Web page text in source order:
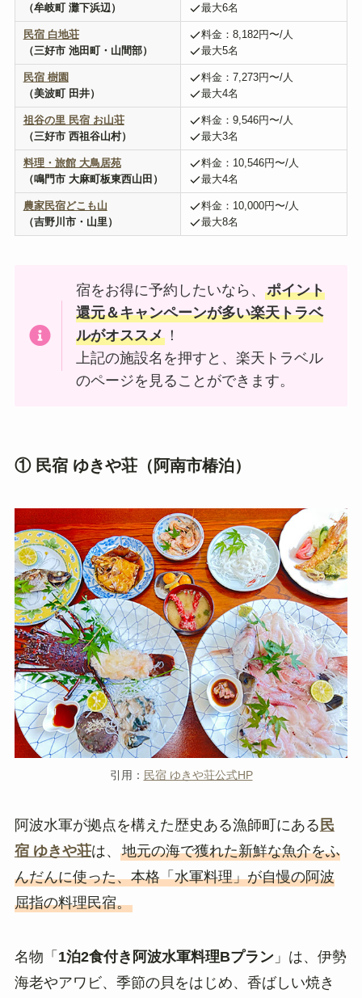
（牟岐町 灘下浜辺）
最大6名
民宿 白地荘
（三好市 池田町・山間部）
料金：8,182円〜/人
最大5名
民宿 樹園
（美波町 田井）
料金：7,273円〜/人
最大4名
祖谷の里 民宿 お山荘
（三好市 西祖谷山村）
料金：9,546円〜/人
最大3名
料理・旅館 大鳥居苑
（鳴門市 大麻町板東西山田）
料金：10,546円〜/人
最大4名
農家民宿どこも山
（吉野川市・山里）
料金：10,000円〜/人
最大8名
宿をお得に予約したいなら、ポイント
還元＆キャンペーンが多い楽天トラベ
ルがオススメ ！
上記の施設名を押すと、楽天トラベル
のページを見ることができます。
① 民宿 ゆきや荘（阿南市椿泊）
引用： 民宿 ゆきや荘公式HP
阿波水軍が拠点を構えた歴史ある漁師町にある 民
宿 ゆきや荘は、 地元の海で獲れた新鮮な魚介をふ
んだんに使った、本格「水軍料理」が自慢の阿波
屈指の料理民宿。
名物「 1泊2食付き阿波水軍料理Bプラン」は、伊勢
海老やアワビ、季節の貝をはじめ、香ばしい焼き